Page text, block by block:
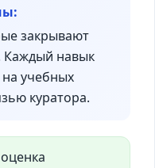
закрывают
Каждый навык
учебных
куратора.